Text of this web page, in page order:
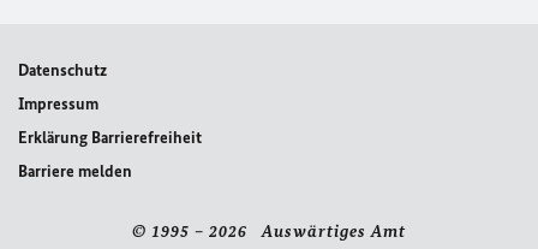
Datenschutz
Impressum
Erklärung Barrierefreiheit
Barriere melden
© 1995 – 2026 Auswärtiges Amt